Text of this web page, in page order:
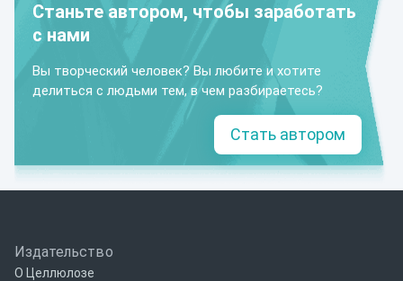
Станьте автором, чтобы заработать
с нами
Вы творческий человек? Вы любите и хотите
делиться с людьми тем, в чем разбираетесь?
Стать автором
Издательство
О Целлюлозе